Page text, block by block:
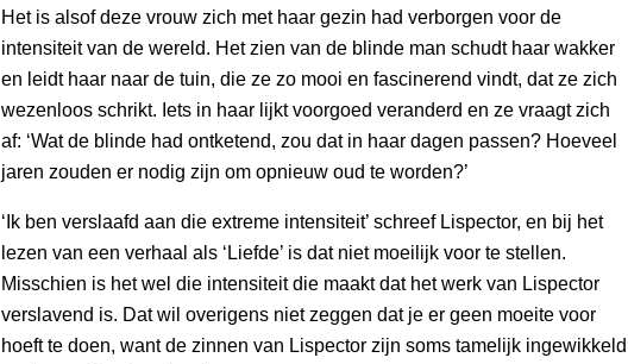
Het is alsof deze vrouw zich met haar gezin had verborgen voor de
intensiteit van de wereld. Het zien van de blinde man schudt haar wakker
en leidt haar naar de tuin, die ze zo mooi en fascinerend vindt, dat ze zich
wezenloos schrikt. Iets in haar lijkt voorgoed veranderd en ze vraagt zich
af: ‘Wat de blinde had ontketend, zou dat in haar dagen passen? Hoeveel
jaren zouden er nodig zijn om opnieuw oud te worden?’
‘Ik ben verslaafd aan die extreme intensiteit’ schreef Lispector, en bij het
lezen van een verhaal als ‘Liefde’ is dat niet moeilijk voor te stellen.
Misschien is het wel die intensiteit die maakt dat het werk van Lispector
verslavend is. Dat wil overigens niet zeggen dat je er geen moeite voor
hoeft te doen, want de zinnen van Lispector zijn soms tamelijk ingewikkeld